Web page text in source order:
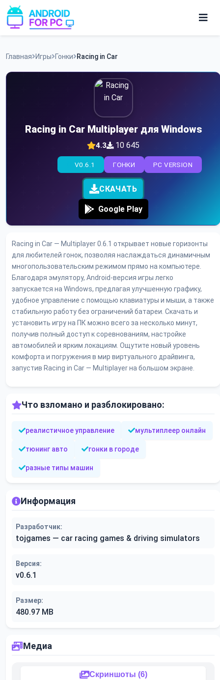
Skip
to
content
Приложения
Главная Игры Гонки Racing in Car
Racing in Car Multiplayer для Windows
4.3 10 645
PC VERSION
ГОНКИ
V0.6.1
СКАЧАТЬ
Google Play
Racing in Car — Multiplayer 0.6.1 открывает новые горизонты
для любителей гонок, позволяя наслаждаться динамичным
многопользовательским режимом прямо на компьютере.
Благодаря эмулятору, Android-версия игры легко
запускается на Windows, предлагая улучшенную графику,
удобное управление с помощью клавиатуры и мыши, а также
стабильную работу без ограничений батареи. Скачать и
установить игру на ПК можно всего за несколько минут,
получив полный доступ к соревнованиям, настройке
автомобилей и ярким локациям. Ощутите новый уровень
комфорта и погружения в мир виртуального драйвинга,
запустив Racing in Car — Multiplayer на большом экране.
Что взломано и разблокировано:
реалистичное управление мультиплеер онлайн
тюнинг авто гонки в городе
разные типы машин
Информация
Разработчик:
tojgames — car racing games & driving simulators
Версия:
v0.6.1
Размер:
480.97 MB
Медиа
Скриншоты (6)